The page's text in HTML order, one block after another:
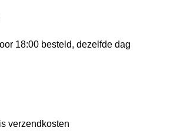
18:00 besteld, dezelfde dag
verzendkosten